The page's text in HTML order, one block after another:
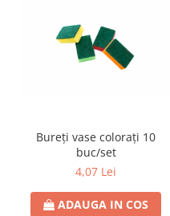
Bureți vase colorați 10
buc/set
4,07 Lei
ADAUGA IN COS